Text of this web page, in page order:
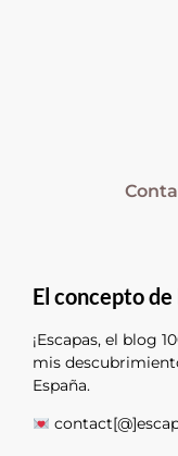
El concepto de
¡Escapas, el blog
mis
España.